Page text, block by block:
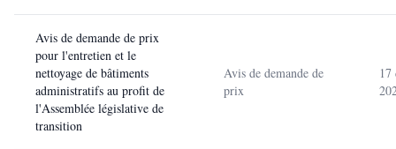
Avis de demande de prix
pour l'entretien et le
nettoyage de bâtiments
administratifs au profit de
l'Assemblée législative de
transition
Avis de demande de
prix
17